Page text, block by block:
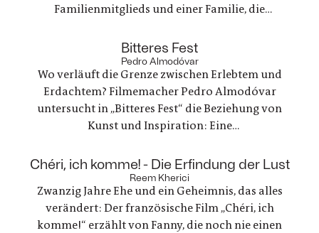
Familienmitglieds und einer Familie, die
ungewöhnlicher Familienurlaub wird zu einem
Spannungsfeld zwischen Trauer, Erinnerungen
und einer Welt, die nie innehält.
Bitteres Fest
Pedro Almodóvar
Wo verläuft die Grenze zwischen Erlebtem und
Erdachtem? Filmemacher Pedro Almodóvar
untersucht in „Bitteres Fest“ die Beziehung von
Kunst und Inspiration: Eine
nach Lanzarote reist, um zu trauern und ein
Regisseur, der in einer kreativen Krise steckt - zwei
Geschichten, die zunehmend verschmelzen.
Chéri, ich komme! - Die Erfindung der Lust
Reem Kherici
Zwanzig Jahre Ehe und ein Geheimnis, das alles
verändert: Der französische Film „Chéri, ich
komme!“ erzählt von Fanny, die noch nie einen